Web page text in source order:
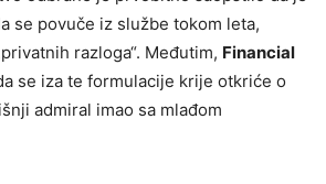
se povuče iz službe tokom leta,
razloga“. Međutim, Financial
se iza te formulacije krije otkriće o
admiral imao sa mlađom